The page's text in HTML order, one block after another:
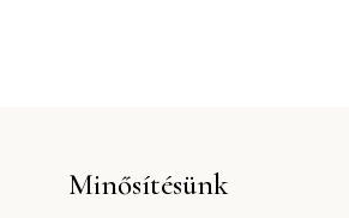
Minősítésünk